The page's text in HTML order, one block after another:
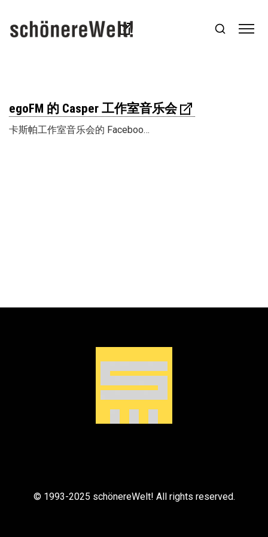
egoFM 的 Casper 工作室音乐会
卡斯帕工作室音乐会的 Faceboo…
© 1993-2025 schönereWelt! All rights reserved.